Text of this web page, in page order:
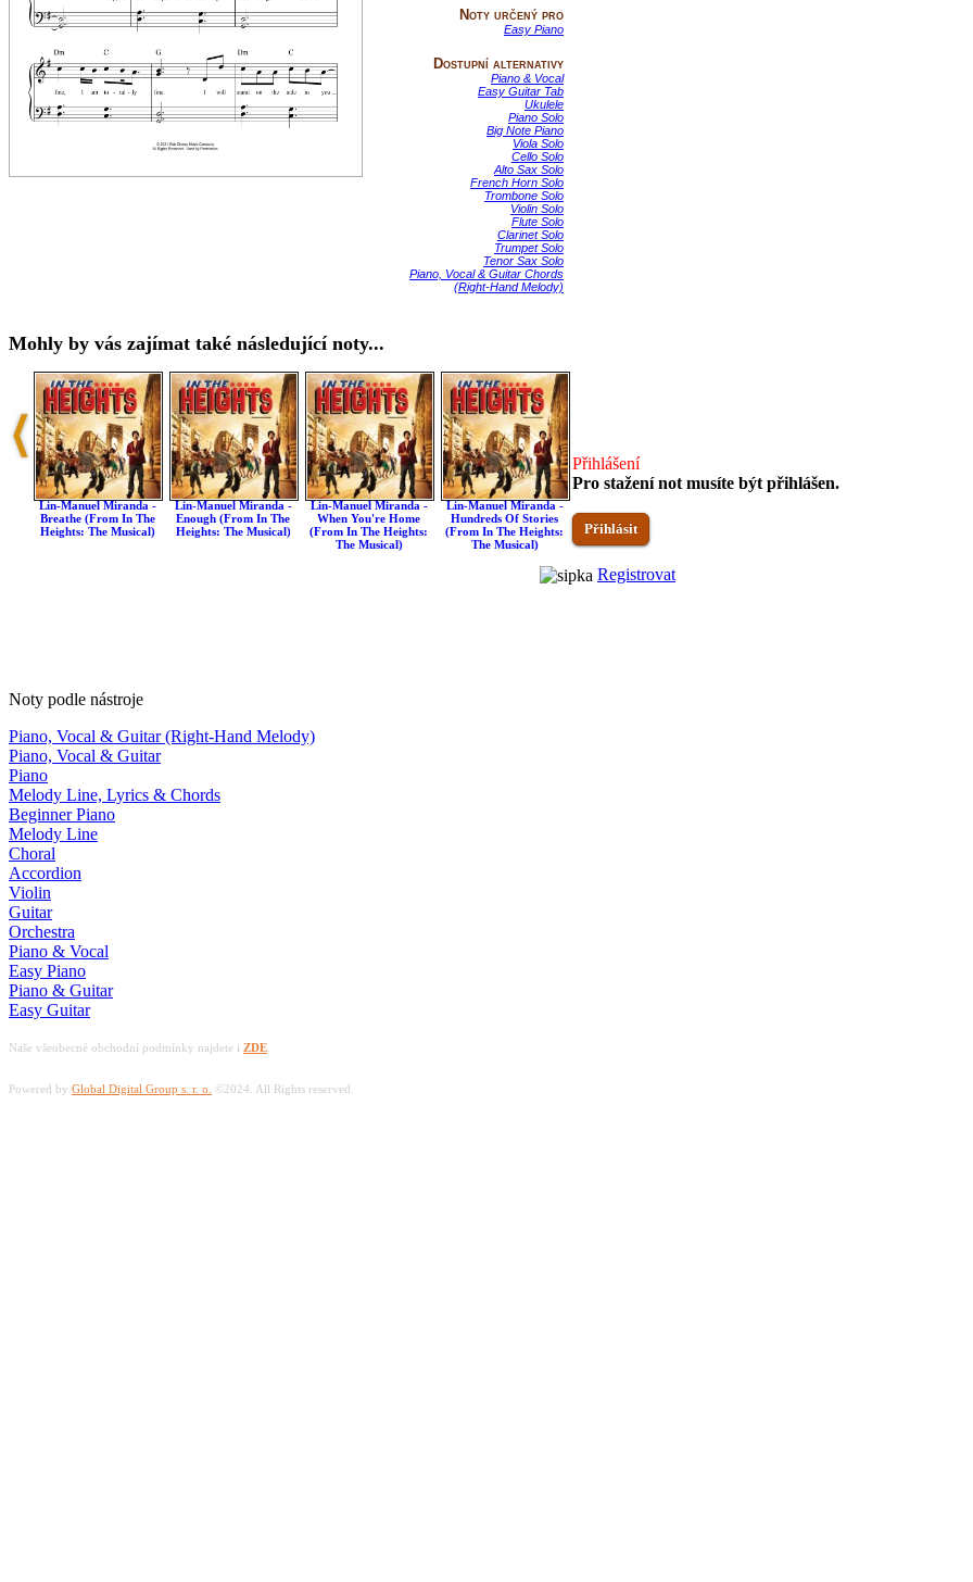
Noty určený pro
Easy Piano
Dostupní alternativy
Piano & Vocal
Easy Guitar Tab
Ukulele
Piano Solo
Big Note Piano
Viola Solo
Cello Solo
Alto Sax Solo
French Horn Solo
Trombone Solo
Violin Solo
Flute Solo
Clarinet Solo
Trumpet Solo
Tenor Sax Solo
Piano, Vocal & Guitar Chords
(Right-Hand Melody)
Mohly by vás zajímat také následující noty...
Lin-Manuel Miranda -
Breathe (from In The
Heights: The Musical)
Lin-Manuel Miranda -
Enough (from In The
Heights: The Musical)
Lin-Manuel Miranda -
When You're Home
(from In The Heights:
The Musical)
Lin-Manuel Miranda -
Hundreds Of Stories
(from In The Heights:
The Musical)
In The Heights (from
In The Heights: The
Musical)
Přihlášení
Pro stažení not musíte být přihlášen.
Přihlásit
Registrovat
Noty podle nástroje
Piano, Vocal & Guitar (Right-Hand Melody)
Piano, Vocal & Guitar
Piano
Melody Line, Lyrics & Chords
Beginner Piano
Melody Line
Choral
Accordion
Violin
Guitar
Orchestra
Piano & Vocal
Easy Piano
Piano & Guitar
Easy Guitar
Naše všeobecné obchodní podmínky najdete i ZDE
Powered by Global Digital Group s. r. o. ©2024. All Rights reserved.